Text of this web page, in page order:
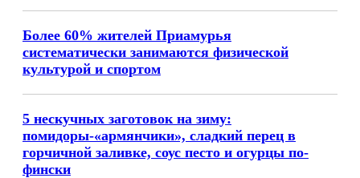
Более 60% жителей Приамурья
систематически занимаются физической
культурой и спортом
5 нескучных заготовок на зиму:
помидоры-«армянчики», сладкий перец в
горчичной заливке, соус песто и огурцы по-
фински